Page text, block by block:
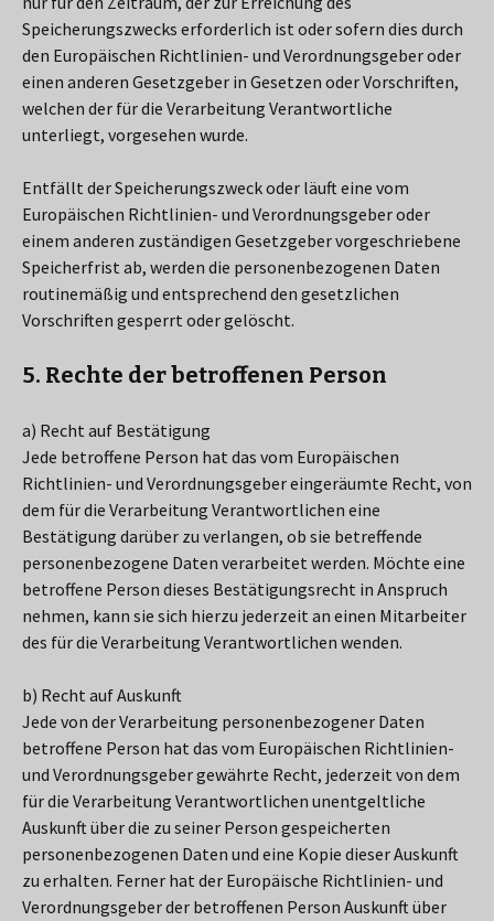
Speicherungszwecks erforderlich ist oder sofern dies durch
den Europäischen Richtlinien- und Verordnungsgeber oder
einen anderen Gesetzgeber in Gesetzen oder Vorschriften,
welchen der für die Verarbeitung Verantwortliche
unterliegt, vorgesehen wurde.
Entfällt der Speicherungszweck oder läuft eine vom
Europäischen Richtlinien- und Verordnungsgeber oder
einem anderen zuständigen Gesetzgeber vorgeschriebene
Speicherfrist ab, werden die personenbezogenen Daten
routinemäßig und entsprechend den gesetzlichen
Vorschriften gesperrt oder gelöscht.
5. Rechte der betroffenen Person
a) Recht auf Bestätigung
Jede betroffene Person hat das vom Europäischen
Richtlinien- und Verordnungsgeber eingeräumte Recht, von
dem für die Verarbeitung Verantwortlichen eine
Bestätigung darüber zu verlangen, ob sie betreffende
personenbezogene Daten verarbeitet werden. Möchte eine
betroffene Person dieses Bestätigungsrecht in Anspruch
nehmen, kann sie sich hierzu jederzeit an einen Mitarbeiter
des für die Verarbeitung Verantwortlichen wenden.
b) Recht auf Auskunft
Jede von der Verarbeitung personenbezogener Daten
betroffene Person hat das vom Europäischen Richtlinien-
und Verordnungsgeber gewährte Recht, jederzeit von dem
für die Verarbeitung Verantwortlichen unentgeltliche
Auskunft über die zu seiner Person gespeicherten
personenbezogenen Daten und eine Kopie dieser Auskunft
zu erhalten. Ferner hat der Europäische Richtlinien- und
Verordnungsgeber der betroffenen Person Auskunft über